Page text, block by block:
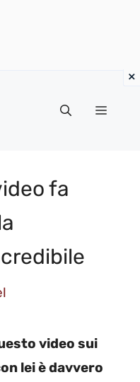
Menu
fa
video sui
lei è davvero